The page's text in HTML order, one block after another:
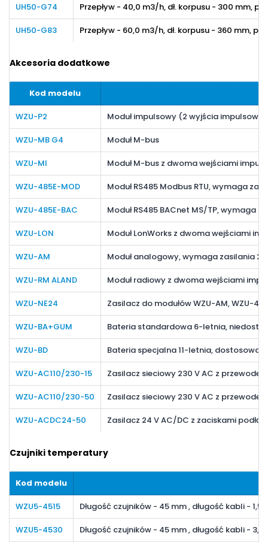
UH50-G74 Przepływ - 40,0 m3/h, dł. korpusu - 300 mm,
UH50-G83 Przepływ - 60,0 m3/h, dł. korpusu - 360 mm,
Akcesoria dodatkowe
Kod modelu
WZU-P2 Moduł impulsowy (2 wyjścia impulsowe)
WZU-MB G4 Moduł M-bus
WZU-MI Moduł M-bus z dwoma wejściami
WZU-485E-MOD Moduł RS485 Modbus RTU, wymaga
WZU-485E-BAC Moduł RS485 BACnet MS/TP, wymaga
WZU-LON Moduł LonWorks z dwoma wejściami
WZU-AM Moduł analogowy, wymaga zasilania
WZU-RM ALAND Moduł radiowy z dwoma wejściami
WZU-NE24 Zasilacz do modułów WZU-AM, WZU-
WZU-BA+GUM Bateria standardowa 6-letnia,
WZU-BD Bateria specjalna 11-letnia,
WZU-AC110/230-15 Zasilacz sieciowy 230 V AC z
WZU-AC110/230-50 Zasilacz sieciowy 230 V AC z
WZU-ACDC24-50 Zasilacz 24 V AC/DC z zaciskami
Czujniki temperatury
Kod modelu
WZU5-4515 Długość czujników - 45 mm , długość kabli -
WZU5-4530 Długość czujników - 45 mm , długość kabli -